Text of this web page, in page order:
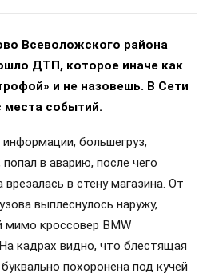
Всеволожского района
ДТП, которое иначе как
и не назовешь. В Сети
места событий.
большегруз,
в аварию, после чего
в стену магазина. От
выплеснулось наружу,
мимо кроссовер BMW
кадрах видно, что блестящая
похоронена под кучей